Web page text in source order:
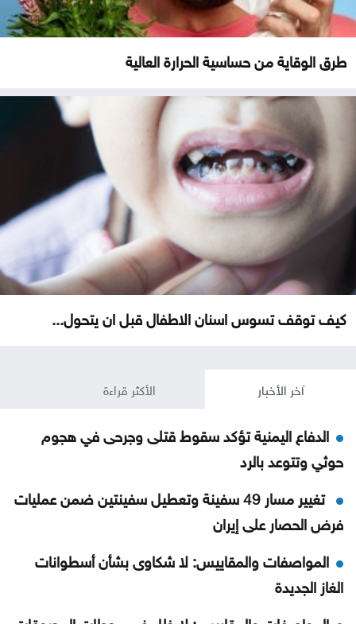
طرق الوقاية من حساسية الحرارة العالية
كيف توقف تسوس اسنان الاطفال قبل ان يتحول...
آخر الأخبار الأكثر قراءة
الدفاع اليمنية تؤكد سقوط قتلى وجرحى في هجوم
حوثي وتتوعد بالرد
تغيير مسار 49 سفينة وتعطيل سفينتين ضمن عمليات
فرض الحصار على إيران
المواصفات والمقاييس: لا شكاوى بشأن أسطوانات
الغاز الجديدة